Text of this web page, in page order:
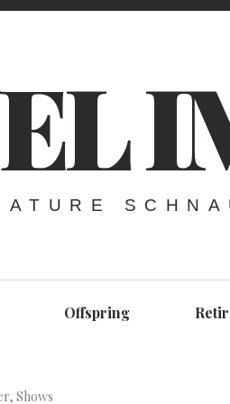
Offspring
, Shows